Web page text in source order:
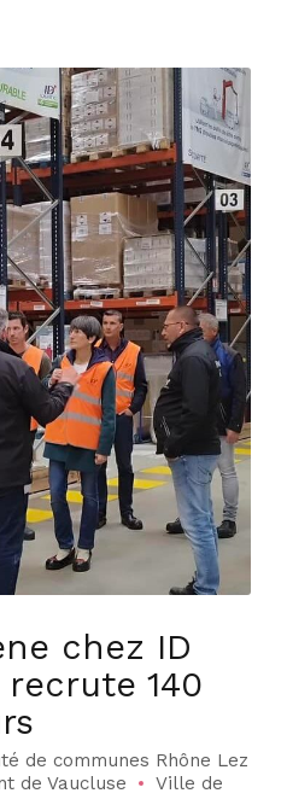
chez ID
140
de communes Rhône Lez
de Vaucluse
Ville de